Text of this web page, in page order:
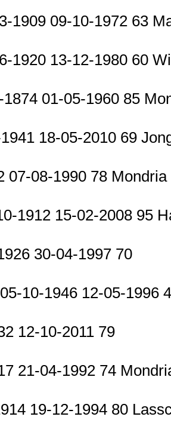
1909 09-10-1972 63
1920 13-12-1980 60
01-05-1960 85
18-05-2010 69
07-08-1990 78 Mondria
1912 15-02-2008 95
30-04-1997 70
10-1946 12-05-1996
12-10-2011 79
21-04-1992 74
19-12-1994 80